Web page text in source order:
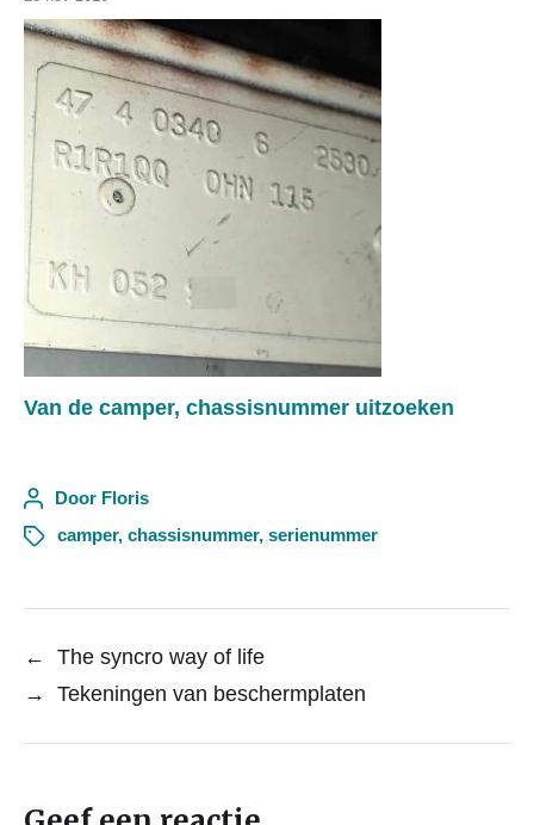
Van de camper, chassisnummer uitzoeken
Door Floris
camper, chassisnummer, serienummer
←
The syncro way of life
→
Tekeningen van beschermplaten